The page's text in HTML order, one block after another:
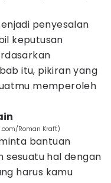
penyesalan
keputusan
itu, pikiran yang
memperoleh
Roman Kraft)
bantuan
sesuatu hal dengan
harus kamu